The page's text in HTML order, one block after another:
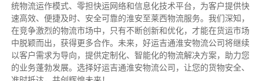
统物流运作模式、零担快运网络和信息化技术平台，为客户提供快
速高效、便捷及时、安全可靠的淮安至莱西物流服务。 我们深知，
在竞争激烈的物流市场中，只有不断创新和优化，才能在货运市场
中脱颖而出，获得更多合作。 未来，好运吉通淮安物流公司将继续
以客户需求为导向，提供定制化、智能化的物流解决方案，助力您
的业务蓬勃发展。选择好运吉通淮安物流公司，让您的货物安全、